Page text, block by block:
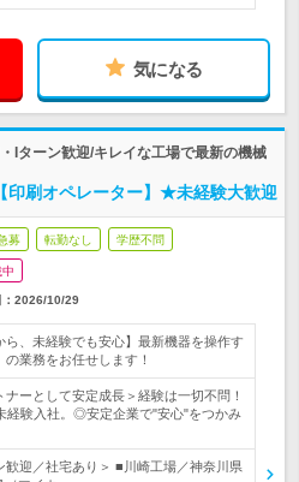
気になる
Iターン歓迎/キレイな工場で最新の機械
印刷オペレーター】★未経験大歓迎
募 転勤なし 学歴不問
2026/10/29
ら、未経験でも安心】最新機器を操作す
業務をお任せします！
ナーとして安定成長＞経験は一切不問！
経験入社。◎安定企業で"安心"をつかみ
歓迎／社宅あり＞ ■川崎工場／神奈川県